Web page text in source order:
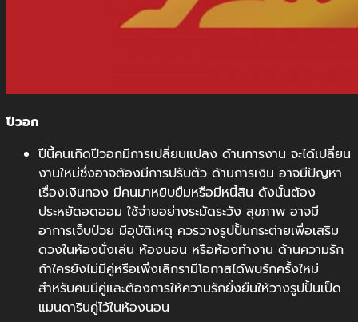
ปีวอก
ปีนี้คนเกิดปีวอกมีการเปลี่ยนแปลง ด้านการงาน จะได้เปลี่ยน
งานใหม่ซึ่งอาจต้องมีการปรับตัว ด้านการเงิน อาจมีปัญหา
เรื่องเงินทอง มีคนมาหยิบยืมหรือมีหนี้สิน ดังนั้นต้อง
ประหยัดอดออม ใช้จ่ายอย่างระมัดระวัง สุขภาพ อาจมี
อาการเจ็บป่วย มีอุบัติเหตุ ควรวางรูปปั้นกระต่ายเพื่อเสริม
ดวงในห้องนั่งเล่น ห้องนอน หรือห้องทำงาน ด้านความรัก
ถ้าใครยังไม่มีคู่หรือเพิ่งเลิกรามีโอกาสได้พบรักครั้งใหม่
สำหรับคนมีคู่และต้องการให้ความรักยั่งยืนให้วางรูปปั้นเป็ด
แมนดารินคู่ไว้ในห้องนอน